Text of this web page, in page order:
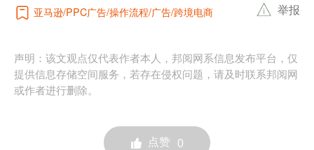
亚马逊 PPC广告 操作流程 广告 跨境电商 举报
声明：该文观点仅代表作者本人，邦阅网系信息发布平台，仅
提供信息存储空间服务，若存在侵权问题，请及时联系邦阅网
或作者进行删除。
点赞 0